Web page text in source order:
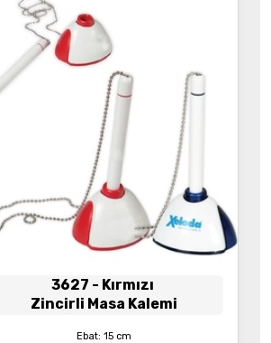
3627 - Kırmızı
Zincirli Masa Kalemi
Ebat: 15 cm